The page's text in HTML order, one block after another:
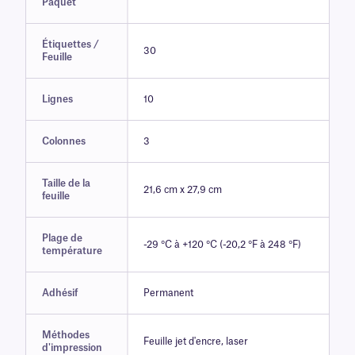
Paquet
Étiquettes /
Feuille
30
Lignes 10
Colonnes 3
Taille de la
feuille
21,6 cm x 27,9 cm
Plage de
température
-29 °C à +120 °C (-20,2 °F à 248 °F)
Adhésif Permanent
Méthodes
d'impression
Feuille jet d'encre, laser